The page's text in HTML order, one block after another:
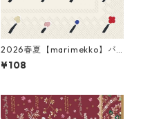
2026春夏【marimekko】バ
ラ売り2枚 カクテルサイズ ペ
ーパーナプキン Ilo クリーム
¥108